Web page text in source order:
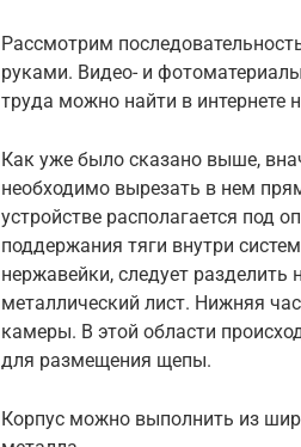
Рассмотрим
руками. Видео- и
труда можно найти в
Как уже было сказано выше,
необходимо вырезать в нем
устройстве располагается под
поддержания тяги внутри
нержавейки, следует разделить
металлический лист. Нижняя
камеры. В этой области
для размещения щепы.
Корпус можно выполнить из